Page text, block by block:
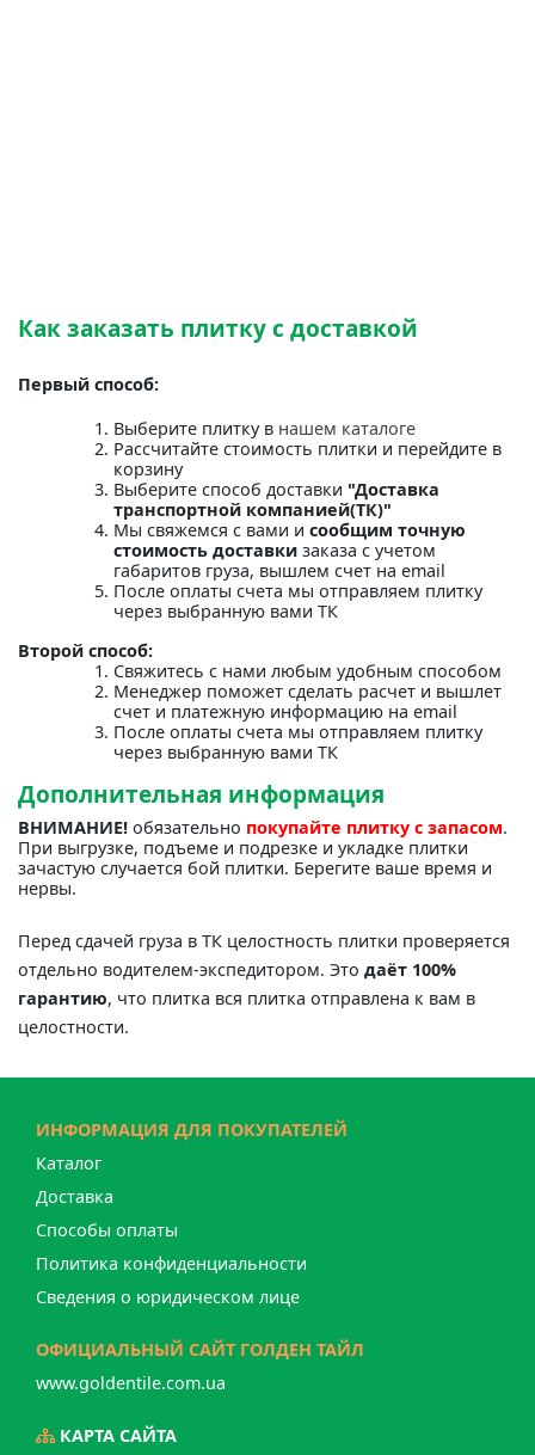
Как заказать плитку с доставкой
Первый способ:
Выберите плитку в нашем каталоге
Рассчитайте стоимость плитки и перейдите в
корзину
Выберите способ доставки "Доставка
транспортной компанией(ТК)"
Мы свяжемся с вами и сообщим точную
стоимость доставки заказа с учетом
габаритов груза, вышлем счет на email
После оплаты счета мы отправляем плитку
через выбранную вами ТК
Второй способ:
Свяжитесь с нами любым удобным способом
Менеджер поможет сделать расчет и вышлет
счет и платежную информацию на email
После оплаты счета мы отправляем плитку
через выбранную вами ТК
Дополнительная информация
ВНИМАНИЕ! обязательно покупайте плитку с запасом.
При выгрузке, подъеме и подрезке и укладке плитки
зачастую случается бой плитки. Берегите ваше время и
нервы.
Перед сдачей груза в ТК целостность плитки проверяется
отдельно водителем-экспедитором. Это даёт 100%
гарантию, что плитка вся плитка отправлена к вам в
целостности.
ИНФОРМАЦИЯ ДЛЯ ПОКУПАТЕЛЕЙ
Каталог
Доставка
Способы оплаты
Политика конфиденциальности
Сведения о юридическом лице
ОФИЦИАЛЬНЫЙ САЙТ ГОЛДЕН ТАЙЛ
www.goldentile.com.ua
КАРТА САЙТА